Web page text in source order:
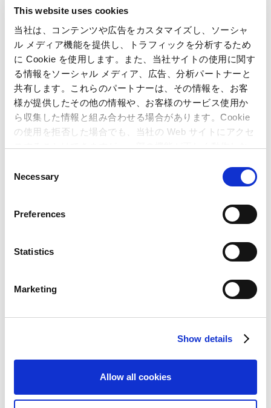
This website uses cookies
当社は、コンテンツや広告をカスタマイズし、ソーシャ
ル メディア機能を提供し、トラフィックを分析するため
に Cookie を使用します。また、当社サイトの使用に関す
る情報をソーシャル メディア、広告、分析パートナーと
共有します。これらのパートナーは、その情報を、お客
様が提供したその他の情報や、お客様のサービス使用か
ら収集した情報と組み合わせる場合があります。Cookie
の使用を拒否した場合でも、当社の Web サイトにアクセ
スすることはできますが、一部の機能が正しく動作しな
Necessary
Preferences
Statistics
Marketing
Show details
Allow all cookies
解説を見る
「ストリートファイター」シリーズ
総販売本数 6,000